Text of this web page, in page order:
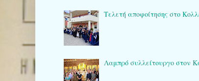
Τελετή αποφοίτησης στο
Λαμπρό συλλείτουργο στον